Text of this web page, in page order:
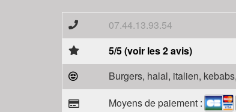
07.44.13.93.54
5/5 (voir les 2 avis)
Burgers, halal, italien,
Moyens de paiement :